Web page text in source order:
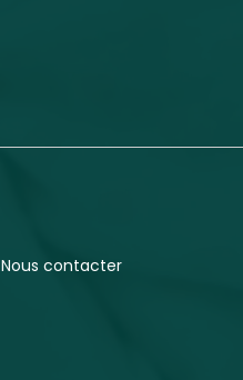
Nous contacter